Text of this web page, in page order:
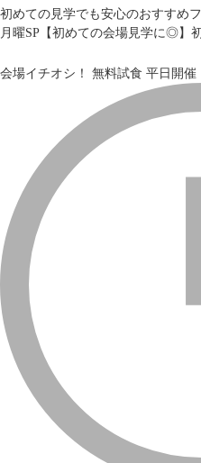
初めての見学でも安心のおすすめ
月曜SP【初めての会場見学に◎】
会場イチオシ！ 無料試食 平日開催